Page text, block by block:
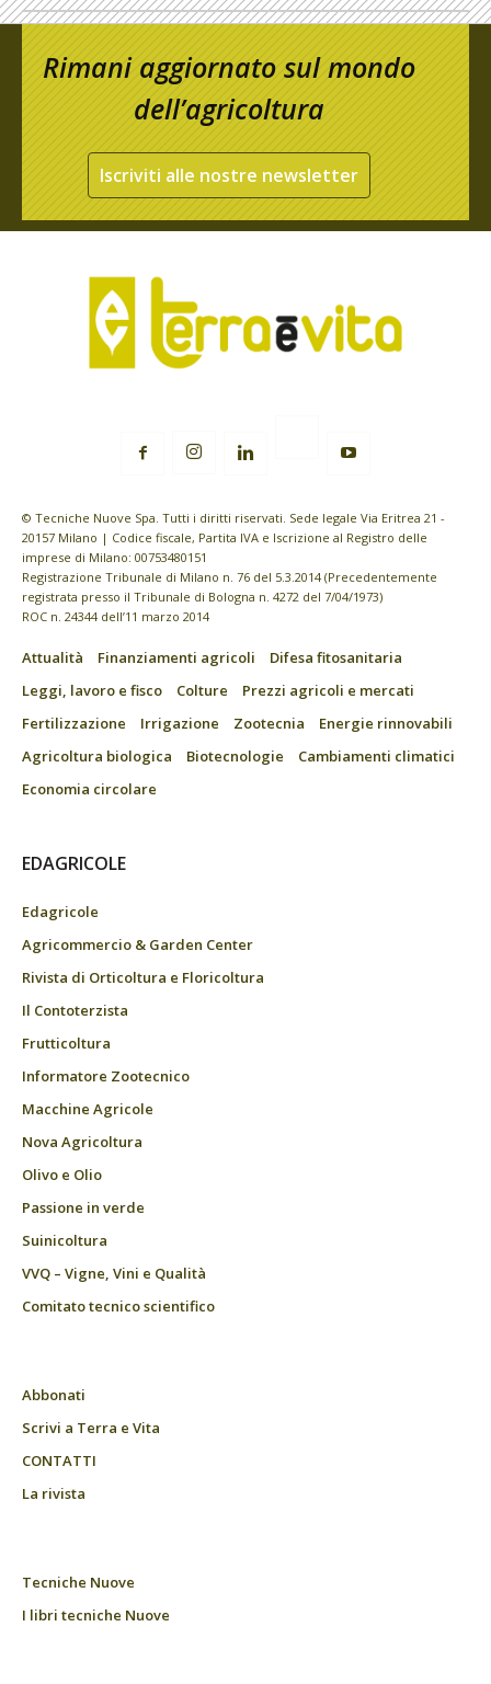
Rimani aggiornato sul mondo
dell’agricoltura
Iscriviti alle nostre newsletter
© Tecniche Nuove Spa. Tutti i diritti riservati. Sede legale Via Eritrea 21 -
20157 Milano | Codice fiscale, Partita IVA e Iscrizione al Registro delle
imprese di Milano: 00753480151
Registrazione Tribunale di Milano n. 76 del 5.3.2014 (Precedentemente
registrata presso il Tribunale di Bologna n. 4272 del 7/04/1973)
ROC n. 24344 dell’11 marzo 2014
Attualità Finanziamenti agricoli
Difesa fitosanitaria
Leggi, lavoro e fisco
Colture
Prezzi agricoli e mercati
Fertilizzazione
Irrigazione Zootecnia
Energie rinnovabili
Agricoltura biologica
Biotecnologie
Cambiamenti climatici
Economia circolare
EDAGRICOLE
Edagricole
Agricommercio & Garden Center
Rivista di Orticoltura e Floricoltura
Il Contoterzista
Frutticoltura
Informatore Zootecnico
Macchine Agricole
Nova Agricoltura
Olivo e Olio
Passione in verde
Suinicoltura
VVQ – Vigne, Vini e Qualità
Comitato tecnico scientifico
Abbonati
Scrivi a Terra e Vita
CONTATTI
La rivista
Tecniche Nuove
I libri tecniche Nuove